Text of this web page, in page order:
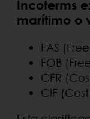
Incoterms
marítimo o
FAS
FOB
CFR
CIF